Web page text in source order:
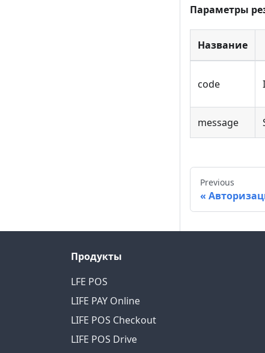
Параметры
Название
code
message
Previous
Продукты
LFE POS
LIFE PAY Online
LIFE POS Checkout
LIFE POS Drive